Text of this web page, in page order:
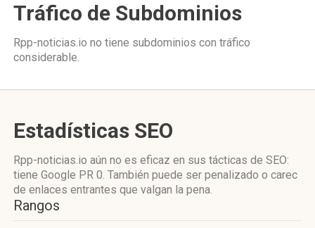
Tráfico de Subdominios
Rpp-noticias.io no tiene subdominios con tráfico
considerable.
Estadísticas SEO
Rpp-noticias.io aún no es eficaz en sus tácticas de SEO:
tiene Google PR 0. También puede ser penalizado o carec
de enlaces entrantes que valgan la pena.
Rangos